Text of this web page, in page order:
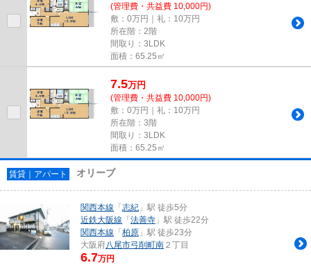
(管理費・共益費 10,000円)
敷：0万円｜礼：10万円
所在階：2階
間取り：3LDK
面積：65.25㎡
7.5万円
(管理費・共益費 10,000円)
敷：0万円｜礼：10万円
所在階：3階
間取り：3LDK
面積：65.25㎡
賃貸｜アパート オリーブ
関西本線 「志紀 」駅 徒歩5分
近鉄大阪線 「法善寺 」駅 徒歩22分
関西本線 「柏原 」駅 徒歩23分
大阪府八尾市弓削町南 ２丁目
6.7万円